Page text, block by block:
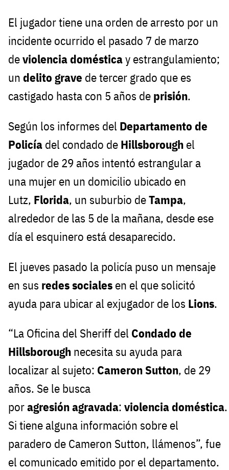
El jugador tiene una orden de arresto por un
incidente ocurrido el pasado 7 de marzo
deviolenciadomésticay estrangulamiento;
un delito grave de tercer grado que es
castigado hasta con 5 años de prisión.
Según los informes del Departamento de
Policía del condado de Hillsborough el
jugador de 29 años intentó estrangular a
una mujer en un domicilio ubicado en
Lutz, Florida, un suburbio deTampa,
alrededor de las 5 de la mañana, desde ese
día el esquinero está desaparecido.
El jueves pasado la policía puso un mensaje
en sus redes sociales en el que solicitó
ayuda para ubicar al exjugador de los Lions.
“La Oficina del Sheriff del Condado de
Hillsborough necesita su ayuda para
localizar al sujeto: CameronSutton, de 29
años. Se le busca
poragresiónagravada: violenciadoméstica.
Si tiene alguna información sobre el
paradero de Cameron Sutton, llámenos”, fue
el comunicado emitido por el departamento.